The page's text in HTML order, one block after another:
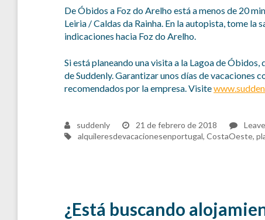
De Óbidos a Foz do Arelho está a menos de 20
Leiria / Caldas da Rainha. En la autopista, tome la
indicaciones hacia Foz do Arelho.
Si está planeando una visita a la Lagoa de
de Suddenly. Garantizar unos días de vacaciones
recomendados por la empresa. Visite
suddenly 21 de febrero de 2018
Tags
alquileresdevacacionesenportugal, CostaOeste,
¿Está buscando